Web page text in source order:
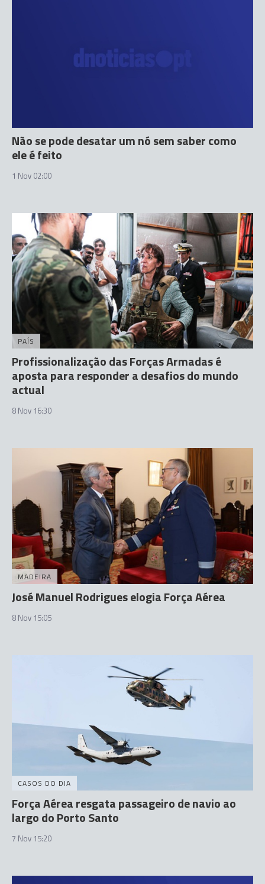
Não se pode desatar um nó sem saber como
ele é feito
1 Nov 02:00
PAÍS
Profissionalização das Forças Armadas é
aposta para responder a desafios do mundo
actual
8 Nov 16:30
MADEIRA
José Manuel Rodrigues elogia Força Aérea
8 Nov 15:05
CASOS DO DIA
Força Aérea resgata passageiro de navio ao
largo do Porto Santo
7 Nov 15:20